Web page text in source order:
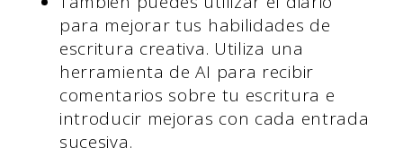
para mejorar tus habilidades de
escritura creativa. Utiliza una
herramienta de AI para recibir
comentarios sobre tu escritura e
introducir mejoras con cada entrada
sucesiva.